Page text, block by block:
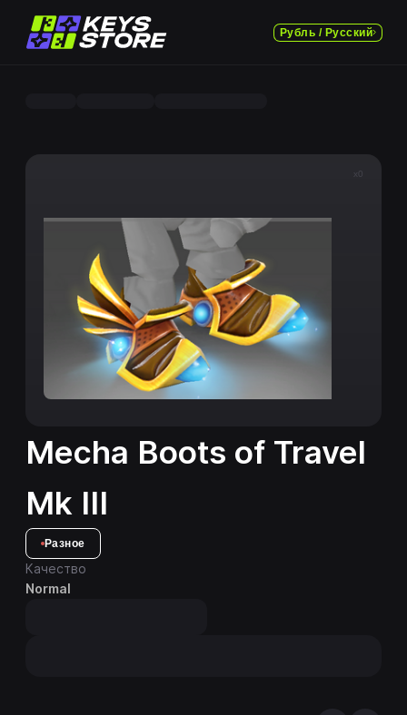
Рубль / Русский
x0
Mecha Boots of Travel
Mk III
Разное
Качество
Normal